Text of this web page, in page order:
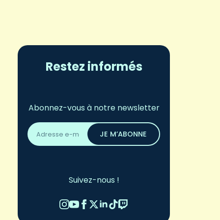
Restez informés
Abonnez-vous à notre newsletter
Adresse
email
*
JE M’ABONNE
Suivez-nous !